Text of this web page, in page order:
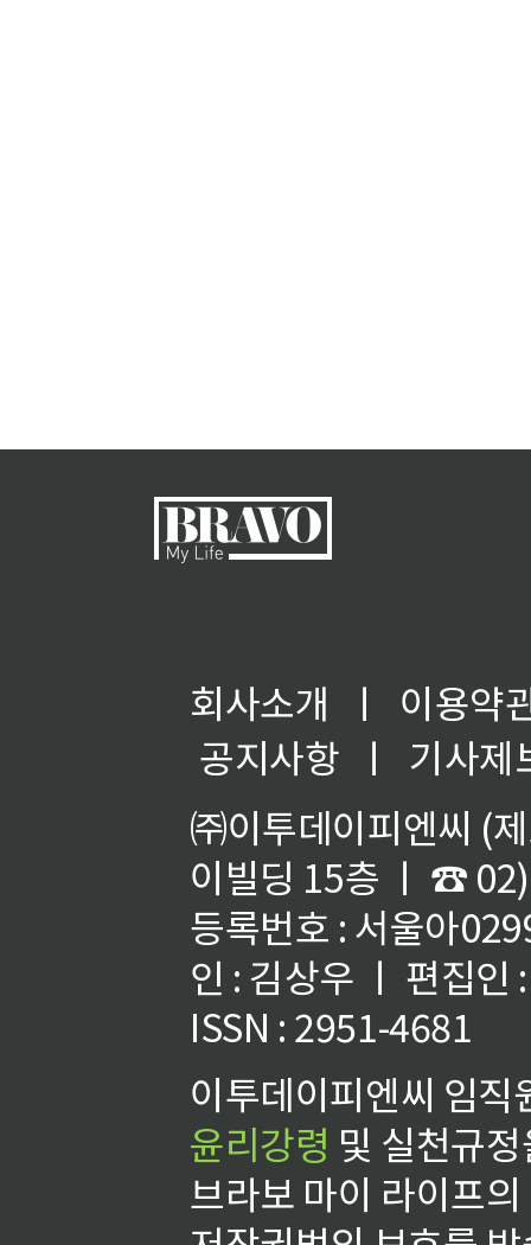
회사소개 ㅣ
이용약
공지사항
ㅣ
기사제
㈜이투데이피엔씨 (
이빌딩 15층 ㅣ ☎
등록번호 : 서울아
인 : 김상우 ㅣ 편집인
ISSN : 2951-4681
이투데이피엔씨 임
윤리강령 및 실천규
브라보 마이 라이프